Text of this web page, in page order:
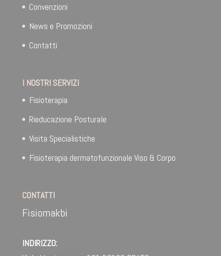
Convenzioni
News e Promozioni
Contatti
I NOSTRI SERVIZI
Fisioterapia
Rieducazione Posturale
Visita Specialistiche
Fisioterapia dermatofunzionale Viso & Corpo
CONTATTI
Fisiomakbi
INDIRIZZO: